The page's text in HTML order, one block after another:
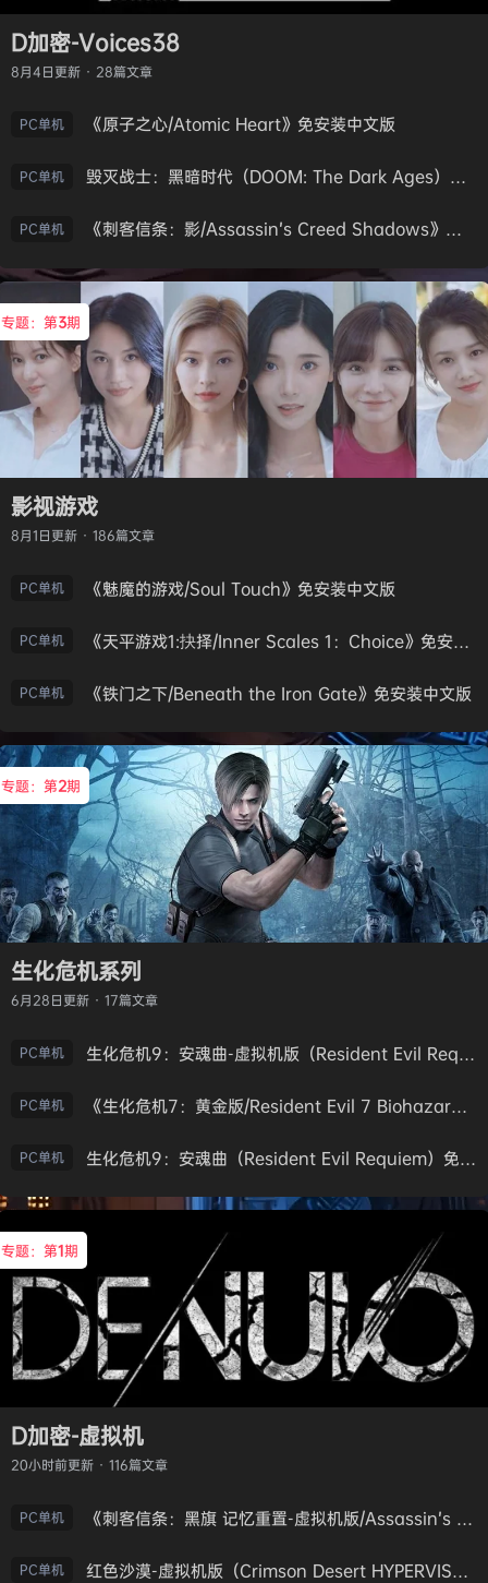
D加密-Voices38
8月4日更新 · 28篇文章
PC单机 《原子之心/Atomic Heart》免安装中文版
PC单机 毁灭战士：黑暗时代（DOOM: The Dark Ages）免安装中文版
PC单机 《刺客信条：影/Assassin’s Creed Shadows》免安装版，非虚拟机
专题：第3期
影视游戏
8月1日更新 · 186篇文章
PC单机 《魅魔的游戏/Soul Touch》免安装中文版
PC单机 《天平游戏1:抉择/Inner Scales 1：Choice》免安装中文版
PC单机 《铁门之下/Beneath the Iron Gate》免安装中文版
专题：第2期
生化危机系列
6月28日更新 · 17篇文章
PC单机 生化危机9：安魂曲-虚拟机版（Resident Evil Requiem HYPERVISOR）免安装中文版
PC单机 《生化危机7：黄金版/Resident Evil 7 Biohazard》免安装中文版
PC单机 生化危机9：安魂曲（Resident Evil Requiem）免安装中文版
专题：第1期
D加密-虚拟机
20小时前更新 · 116篇文章
PC单机 《刺客信条：黑旗 记忆重置-虚拟机版/Assassin’s Creed Black Flag Resynced HYPERVISOR》免安装中文版
PC单机 红色沙漠-虚拟机版（Crimson Desert HYPERVISOR）免安装中文版